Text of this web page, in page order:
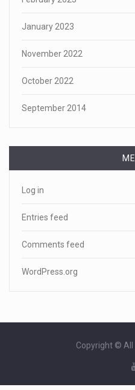
January 2023
November 2022
October 2022
September 2014
Log in
Entries feed
Comments feed
WordPress.org
Copyright © All